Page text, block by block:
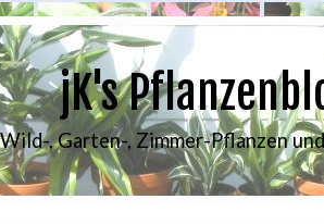
jK's
Wild-, Garten-, Zimmer-Pflanzen